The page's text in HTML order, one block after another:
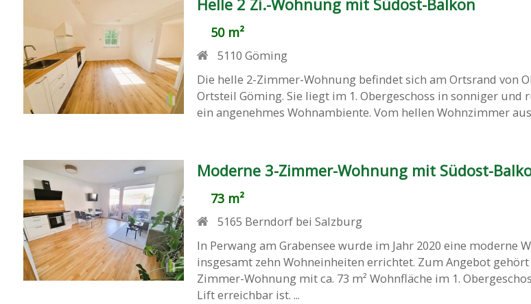
Helle 2 Zi.-Wohnung mit Südost-Balkon
50 m²
5110 Göming
Die helle 2-Zimmer-Wohnung befindet sich am Ortsrand von
Ortsteil Göming. Sie liegt im 1. Obergeschoss in sonniger und
ein angenehmes Wohnambiente. Vom hellen Wohnzimmer
Moderne 3-Zimmer-Wohnung mit Südost-
73 m²
5165 Berndorf bei Salzburg
In Perwang am Grabensee wurde im Jahr 2020 eine moderne
insgesamt zehn Wohneinheiten errichtet. Zum Angebot
Zimmer-Wohnung mit ca. 73 m² Wohnfläche im 1.
Lift erreichbar ist. ...